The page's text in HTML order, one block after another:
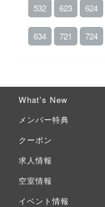
532 623 624
634 721 724
What's New
メンバー特典
クーポン
求人情報
空室情報
イベント情報